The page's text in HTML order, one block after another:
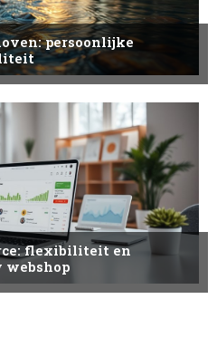
persoonlijke
flexibiliteit en